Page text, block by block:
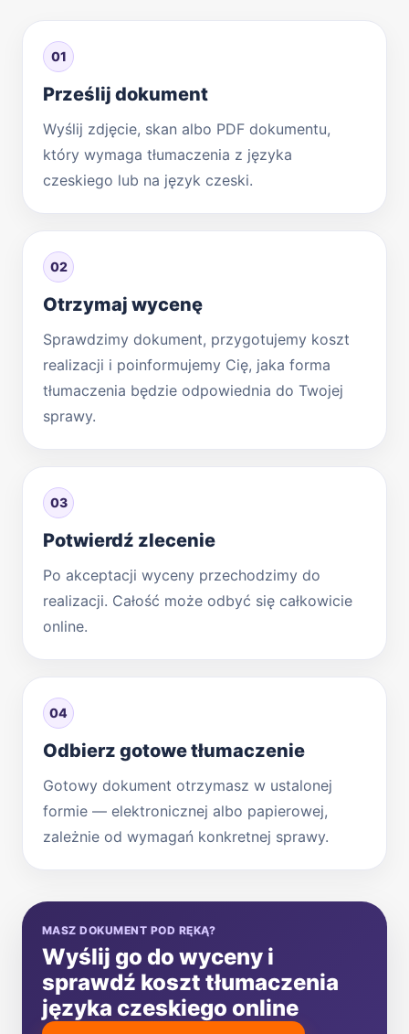
01
Prześlij dokument
Wyślij zdjęcie, skan albo PDF dokumentu,
który wymaga tłumaczenia z języka
czeskiego lub na język czeski.
02
Otrzymaj wycenę
Sprawdzimy dokument, przygotujemy koszt
realizacji i poinformujemy Cię, jaka forma
tłumaczenia będzie odpowiednia do Twojej
sprawy.
03
Potwierdź zlecenie
Po akceptacji wyceny przechodzimy do
realizacji. Całość może odbyć się całkowicie
online.
04
Odbierz gotowe tłumaczenie
Gotowy dokument otrzymasz w ustalonej
formie — elektronicznej albo papierowej,
zależnie od wymagań konkretnej sprawy.
MASZ DOKUMENT POD RĘKĄ?
Wyślij go do wyceny i
sprawdź koszt tłumaczenia
języka czeskiego online